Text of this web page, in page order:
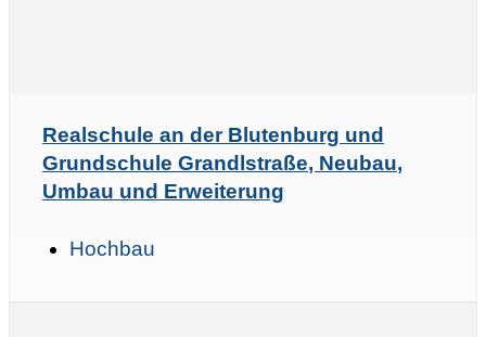
Realschule an der Blutenburg und
Grundschule Grandlstraße, Neubau,
Umbau und Erweiterung
Hochbau